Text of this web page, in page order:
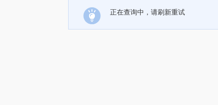
正在查询中，请刷新重试